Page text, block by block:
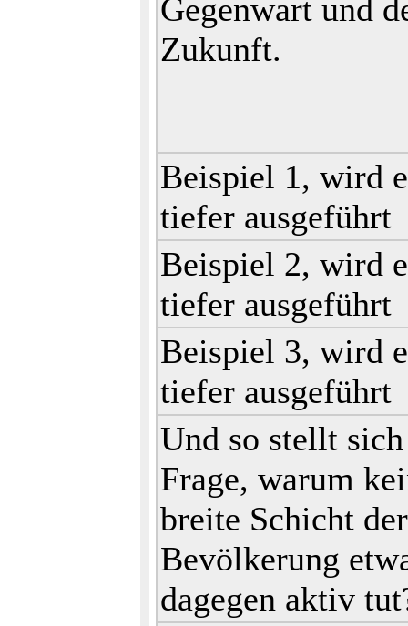
Gegenwart und
Zukunft.
Beispiel 1, wird
tiefer ausgeführt
Beispiel 2, wird
tiefer ausgeführt
Beispiel 3, wird
tiefer ausgeführt
Und so stellt
Frage, warum
breite Schicht der
Bevölkerung
dagegen aktiv